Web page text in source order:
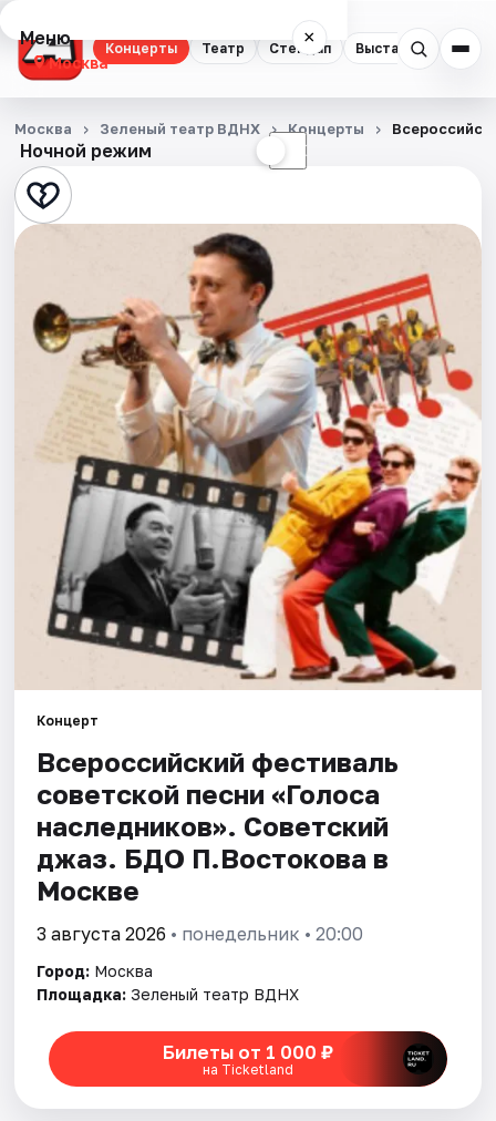
Концерты Театр Стендап Выставки
Меню ×
Москва
Концерты
Театр
Стендап
Квесты
Экскурсии
События
Города
Площадки
Ночной режим ☾
Москва Зеленый театр ВДНХ Концерты
Концерт
Всероссийский фестиваль
советской песни «Голоса
наследников». Советский
джаз. БДО П.Востокова в
Москве
3 августа 2026 • понедельник • 20:00
Город: Москва
Площадка: Зеленый театр ВДНХ
Билеты от 1 000 ₽
на Ticketland